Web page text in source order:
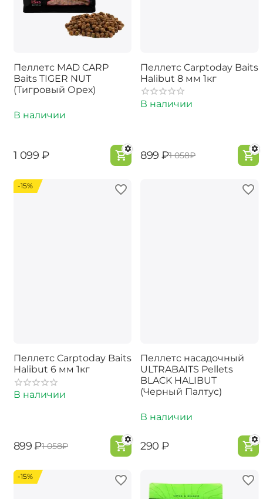
Пеллетс MAD CARP
Baits TIGER NUT
(Тигровый Орех)
В наличии
‍1 099‍ ₽
Пеллетс Carptoday Baits
Halibut 8 мм 1кг
В наличии
‍899‍ ₽‍1 058‍₽
-15%
Пеллетс Carptoday Baits
Halibut 6 мм 1кг
В наличии
‍899‍ ₽‍1 058‍₽
Пеллетс насадочный
ULTRABAITS Pellets
BLACK HALIBUT
(Черный Палтус)
В наличии
‍290‍ ₽
-15%